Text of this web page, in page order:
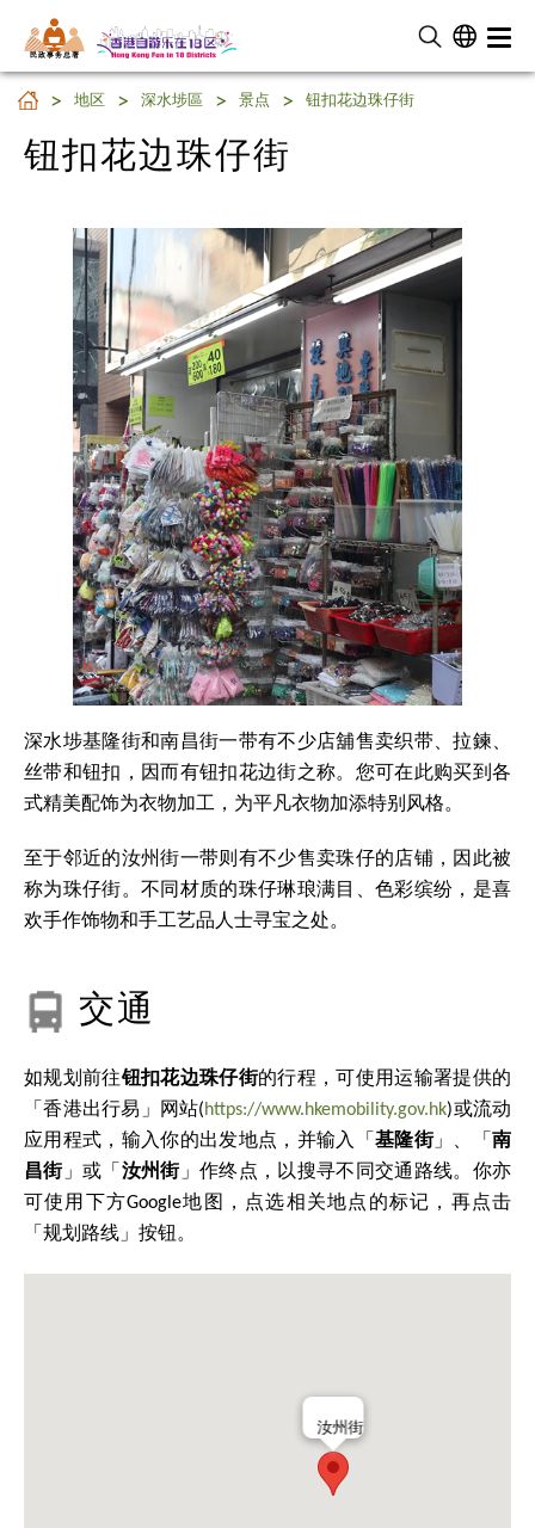
民 政 事 务 总 署
钮扣花边珠仔街
地区 深水埗區 景点 钮扣花边珠仔街
钮扣花边珠仔街
深水埗基隆街和南昌街一带有不少店舖售卖织带、拉鍊、
丝带和钮扣，因而有钮扣花边街之称。您可在此购买到各
式精美配饰为衣物加工，为平凡衣物加添特别风格。
至于邻近的汝州街一带则有不少售卖珠仔的店铺，因此被
称为珠仔街。不同材质的珠仔琳琅满目、色彩缤纷，是喜
欢手作饰物和手工艺品人士寻宝之处。
交通
如规划前往钮扣花边珠仔街的行程，可使用运输署提供的
「香港出行易」网站(https://www.hkemobility.gov.hk)或流动
应用程式，输入你的出发地点，并输入「 基隆街」、「 南
昌街」或「 汝州街」作终点，以搜寻不同交通路线。你亦
可使用下方Google地图，点选相关地点的标记，再点击
「规划路线」按钮。
汝州街